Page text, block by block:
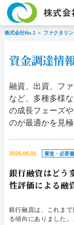
ご契約までの流れ
企業情報
お電話で
お問合せ
名古屋支
株式会社No.1 ファクタリ
資金調達情
融資、出資、フ
など、多種多様
の成長フェーズ
のが最適かを見
2026.08.01 審査・必要
銀行融資はど
性評価による融
銀行融資は、これま
る傾向にありました